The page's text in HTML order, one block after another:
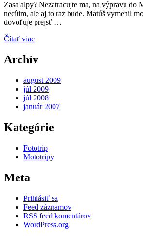
Zasa alpy? Nezatracujte ma, na výpravu do
necítim, ale aj to raz bude. Matúš vymenil
dovoľuje prejsť …
Čítať viac
Archív
august 2009
júl 2009
júl 2008
január 2007
Kategórie
Fototrip
Mototripy
Meta
Prihlásiť sa
Feed záznamov
RSS feed komentárov
WordPress.org